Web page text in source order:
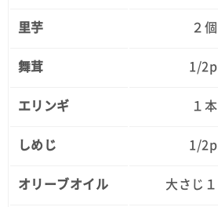
里芋 ２個
舞茸 1/2p
エリンギ １本
しめじ 1/2p
オリーブオイル 大さじ１